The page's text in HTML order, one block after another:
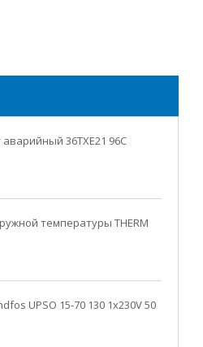
36TXE21 96C
температуры THERM
UPSO 15-70 130 1x230V 50